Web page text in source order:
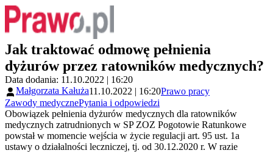
Jak traktować odmowę pełnienia
dyżurów przez ratowników medycznych?
Data dodania: 11.10.2022 | 16:20
Małgorzata Kałuża11.10.2022 | 16:20Prawo pracy
Zawody medycznePytania i odpowiedzi
Obowiązek pełnienia dyżurów medycznych dla ratowników
medycznych zatrudnionych w SP ZOZ Pogotowie Ratunkowe
powstał w momencie wejścia w życie regulacji art. 95 ust. 1a
ustawy o działalności leczniczej, tj. od 30.12.2020 r. W razie